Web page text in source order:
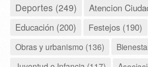
Deportes (249) Atencion
Educación (200) Festejos (190)
Obras y urbanismo (136)